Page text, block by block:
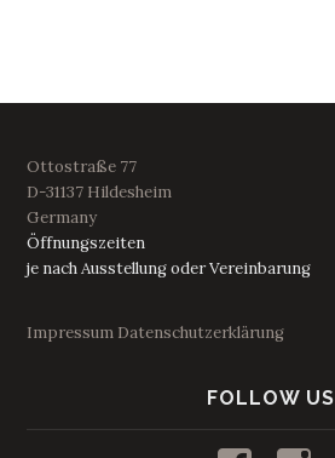
Ottostraße 77
D-31137 Hildesheim
Germany
Öffnungszeiten
je nach Ausstellung oder Vereinbarung
Impressum Datenschutzerklärung
FOLLOW US